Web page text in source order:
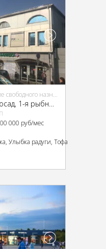
Инвестиции в помещение свободного назначения (ПСН)
ТЦ Маяк, г. Сергиев Посад, 1-я рыбная ул., 19/22
000 руб/мес
Улыбка радуги, Тофа